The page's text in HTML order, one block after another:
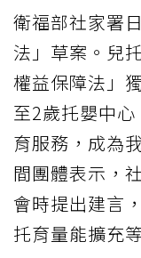
衛福部社家署
法」草案。兒
權益保障法」
至2歲托嬰中心
育服務，成為
間團體表示，
會時提出建言
托育量能擴充